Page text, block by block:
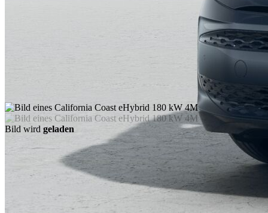
Bild wird geladen